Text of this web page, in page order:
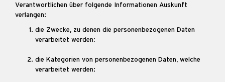
Verantwortlichen über folgende Informationen Auskunft
verlangen:
die Zwecke, zu denen die personenbezogenen Daten
verarbeitet werden;
die Kategorien von personenbezogenen Daten, welche
verarbeitet werden;